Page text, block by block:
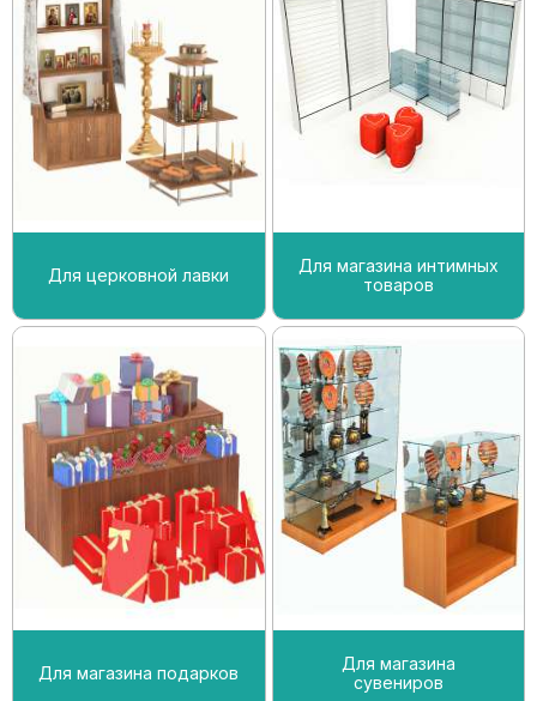
Для церковной лавки
Для магазина интимных
товаров
Для магазина подарков
Для магазина
сувениров